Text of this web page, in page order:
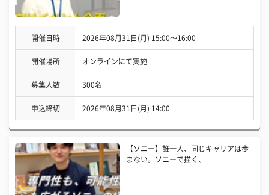
開催日時 2026年08月31日(月) 15:00〜16:00
開催場所 オンラインにて実施
募集人数 300名
申込締切 2026年08月31日(月) 14:00
【ソニー】誰一人、同じキャリアは歩
まない。ソニーで描く、